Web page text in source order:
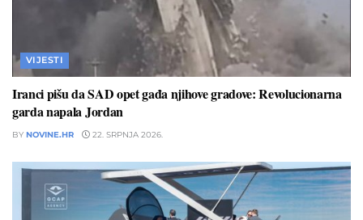
VIJESTI
Iranci pišu da SAD opet gađa njihove gradove: Revolucionarna
garda napala Jordan
BY NOVINE.HR 22. SRPNJA 2026.